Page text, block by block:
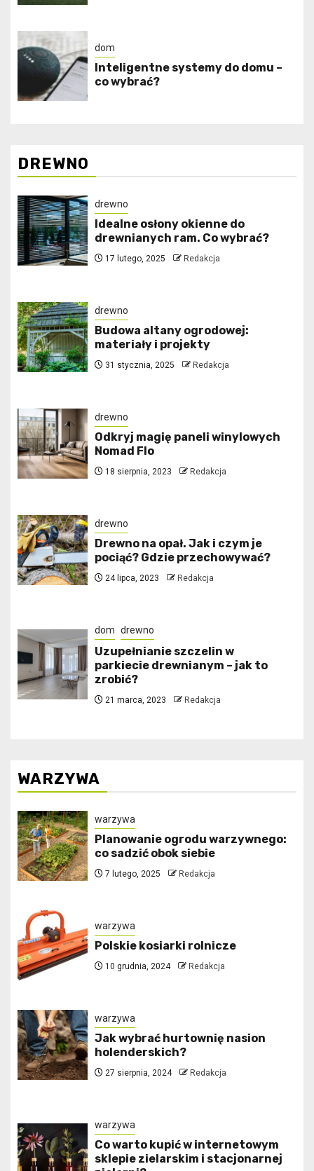
dom
Inteligentne systemy do domu –
co wybrać?
DREWNO
drewno
Idealne osłony okienne do
drewnianych ram. Co wybrać?
17 lutego, 2025 Redakcja
drewno
Budowa altany ogrodowej:
materiały i projekty
31 stycznia, 2025 Redakcja
drewno
Odkryj magię paneli winylowych
Nomad Flo
18 sierpnia, 2023 Redakcja
drewno
Drewno na opał. Jak i czym je
pociąć? Gdzie przechowywać?
24 lipca, 2023 Redakcja
dom drewno
Uzupełnianie szczelin w
parkiecie drewnianym – jak to
zrobić?
21 marca, 2023 Redakcja
WARZYWA
warzywa
Planowanie ogrodu warzywnego:
co sadzić obok siebie
7 lutego, 2025 Redakcja
warzywa
Polskie kosiarki rolnicze
10 grudnia, 2024 Redakcja
warzywa
Jak wybrać hurtownię nasion
holenderskich?
27 sierpnia, 2024 Redakcja
warzywa
Co warto kupić w internetowym
sklepie zielarskim i stacjonarnej